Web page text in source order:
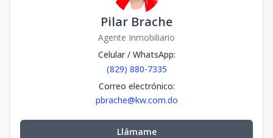
Pilar Brache
Agente Inmobiliario
Celular / WhatsApp:
(829) 880-7335
Correo electrónico:
pbrache@kw.com.do
Llámame